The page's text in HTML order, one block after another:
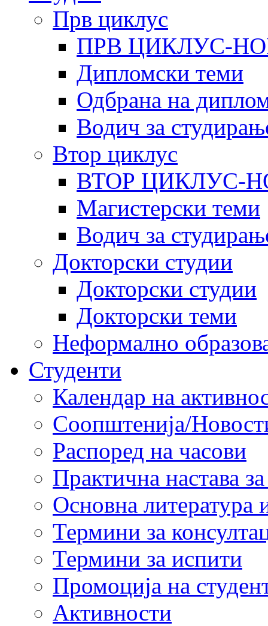
Прв циклус
ПРВ ЦИКЛУС-
Дипломски теми
Одбрана на
Водич за
Втор циклус
ВТОР ЦИКЛУС-
Магистерски теми
Водич за
Докторски студии
Докторски студии
Докторски теми
Неформално
Студенти
Календар на
Соопштенија/
Распоред на часови
Практична настава
Основна литература
Термини за
Термини за испити
Промоција на
Активности